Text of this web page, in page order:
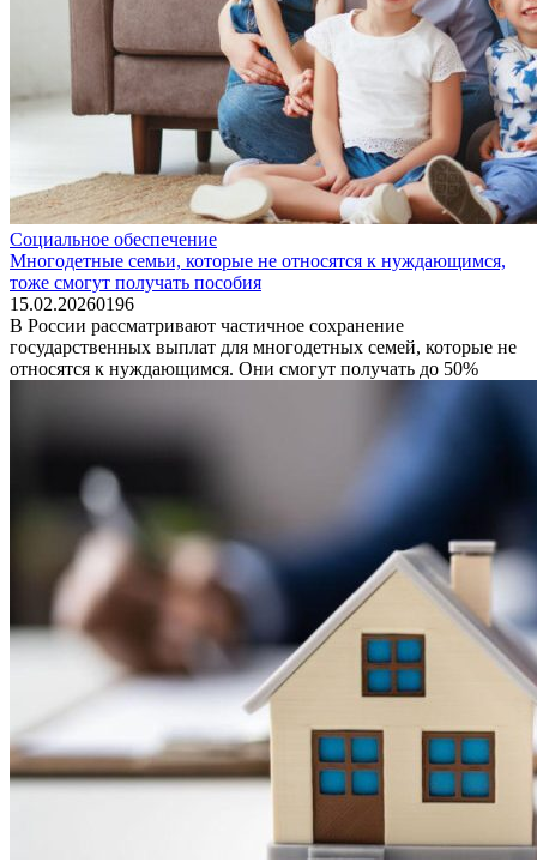
Социальное обеспечение
Многодетные семьи, которые не относятся к нуждающимся,
тоже смогут получать пособия
15.02.20260196
В России рассматривают частичное сохранение
государственных выплат для многодетных семей, которые не
относятся к нуждающимся. Они смогут получать до 50%